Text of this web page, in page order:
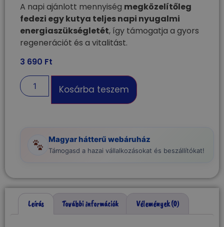
A napi ajánlott mennyiség megközelítőleg
fedezi egy kutya teljes napi nyugalmi
energiaszükségletét, így támogatja a gyors
regenerációt és a vitalitást.
3 690 Ft
Kosárba teszem
Magyar hátterű webáruház
Támogasd a hazai vállalkozásokat és beszállítókat!
Leírás További információk Vélemények (0)